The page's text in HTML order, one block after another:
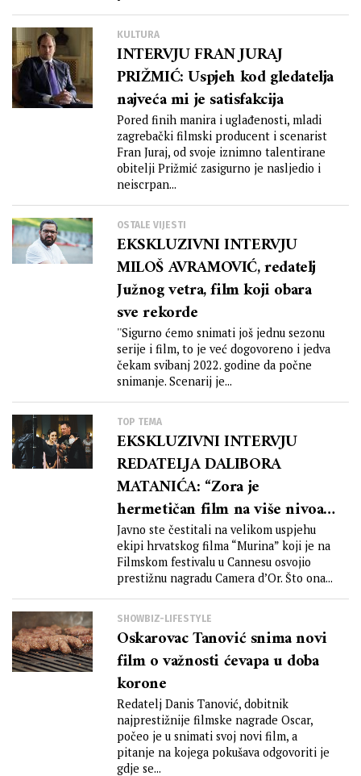
KULTURA
INTERVJU FRAN JURAJ
PRIŽMIĆ: Uspjeh kod gledatelja
najveća mi je satisfakcija
Pored finih manira i uglađenosti, mladi
zagrebački filmski producent i scenarist
Fran Juraj, od svoje iznimno talentirane
obitelji Prižmić zasigurno je nasljedio i
neiscrpan...
OSTALE VIJESTI
EKSKLUZIVNI INTERVJU
MILOŠ AVRAMOVIĆ, redatelj
Južnog vetra, film koji obara
sve rekorde
''Sigurno ćemo snimati još jednu sezonu
serije i film, to je već dogovoreno i jedva
čekam svibanj 2022. godine da počne
snimanje. Scenarij je...
TOP TEMA
EKSKLUZIVNI INTERVJU
REDATELJA DALIBORA
MATANIĆA: “Zora je
hermetičan film na više nivoa
koji traži od publike
maksimum pažnje, tako sam i
na projekciji u Areni bio
oduševljen publikom koja je
bila maksimalno koncentrirana
i u jednom trenu kao da se
moglo osjetiti kako se emocija s
platna prenosi u gledalište!”
Javno ste čestitali na velikom uspjehu
ekipi hrvatskog filma “Murina” koji je na
Filmskom festivalu u Cannesu osvojio
prestižnu nagradu Camera d’Or. Što ona...
SHOWBIZ-LIFESTYLE
Oskarovac Tanović snima novi
film o važnosti ćevapa u doba
korone
Redatelj Danis Tanović, dobitnik
najprestižnije filmske nagrade Oscar,
počeo je u snimati svoj novi film, a
pitanje na kojega pokušava odgovoriti je
gdje se...